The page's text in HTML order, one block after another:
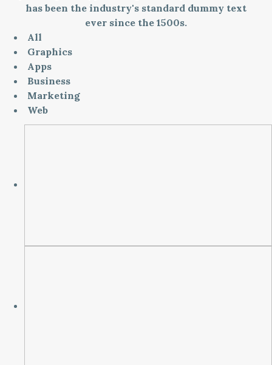
has been the industry's standard dummy text
ever since the 1500s.
All
Graphics
Apps
Business
Marketing
Web